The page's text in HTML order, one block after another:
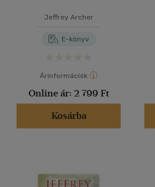
Jeffrey Archer
E-könyv
Árinformációk
Online ár: 2 799 Ft
Kosárba